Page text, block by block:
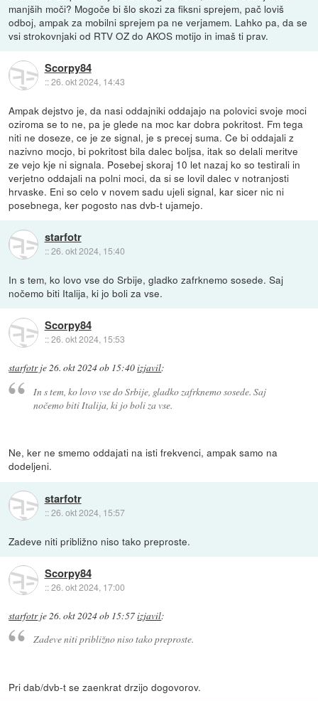
manjših moči? Mogoče bi šlo skozi za fiksni sprejem, pač loviš
odboj, ampak za mobilni sprejem pa ne verjamem. Lahko pa, da se
vsi strokovnjaki od RTV OZ do AKOS motijo in imaš ti prav.
Scorpy84
::26. okt 2024, 14:43
Ampak dejstvo je, da nasi oddajniki oddajajo na polovici svoje moci
oziroma se to ne, pa je glede na moc kar dobra pokritost. Fm tega
niti ne doseze, ce je ze signal, je s precej suma. Ce bi oddajali z
nazivno mocjo, bi pokritost bila dalec boljsa, itak so delali meritve
ze vejo kje ni signala. Posebej skoraj 10 let nazaj ko so testirali in
verjetno oddajali na polni moci, da si se lovil dalec v notranjosti
hrvaske. Eni so celo v novem sadu ujeli signal, kar sicer nic ni
posebnega, ker pogosto nas dvb-t ujamejo.
starfotr
::26. okt 2024, 15:40
In s tem, ko lovo vse do Srbije, gladko zafrknemo sosede. Saj
nočemo biti Italija, ki jo boli za vse.
Scorpy84
::26. okt 2024, 15:53
starfotrje26. okt 2024 ob 15:40izjavil:
In s tem, ko lovo vse do Srbije, gladko zafrknemo sosede. Saj
nočemo biti Italija, ki jo boli za vse.
Ne, ker ne smemo oddajati na isti frekvenci, ampak samo na
dodeljeni.
starfotr
::26. okt 2024, 15:57
Zadeve niti približno niso tako preproste.
Scorpy84
::26. okt 2024, 17:00
starfotrje 26. okt 2024 ob 15:57izjavil:
Zadeve niti približno niso tako preproste.
Pri dab/dvb-t se zaenkrat drzijo dogovorov.